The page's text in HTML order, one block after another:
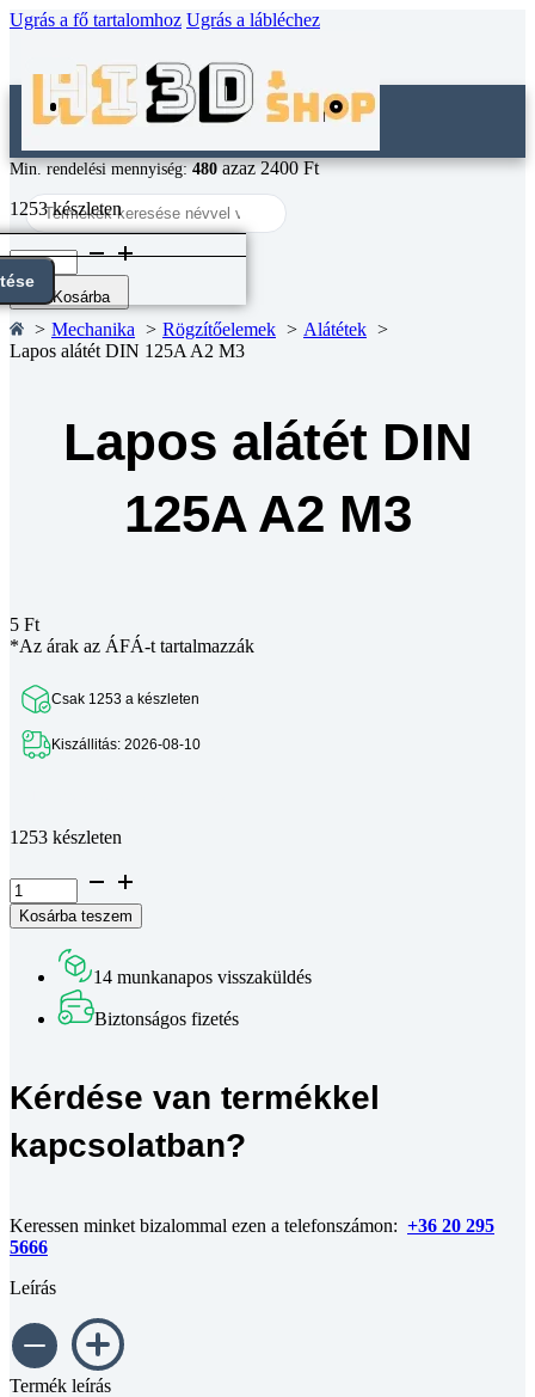
Ugrás a fő tartalomhoz Ugrás a lábléchez
Search
...
Min. rendelési mennyiség:480azaz 2400 Ft
1253 készleten
Lapos
alátét
DIN
125A
A2
M3
Kosárba
Mechanika Rögzítőelemek
Alátétek
Lapos alátét DIN 125A A2 M3
Lapos alátét DIN
125A A2 M3
5 Ft
*Az árak az ÁFÁ-t tartalmazzák
Csak 1253 a készleten
Kiszállitás: 2026-08-10
1253 készleten
Lapos
alátét
DIN
mennyiség
Kosárba teszem
14 munkanapos visszaküldés
Biztonságos fizetés
Kérdése van termékkel
kapcsolatban?
Keressen minket bizalommal ezen a telefonszámon: +36 20 295
5666
Leírás
Termék leírás